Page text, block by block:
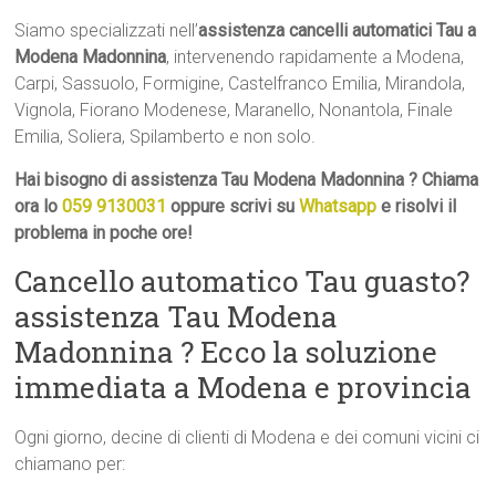
Siamo specializzati nell’assistenza cancelli automatici Tau a
Modena Madonnina, intervenendo rapidamente a Modena,
Carpi, Sassuolo, Formigine, Castelfranco Emilia, Mirandola,
Vignola, Fiorano Modenese, Maranello, Nonantola, Finale
Emilia, Soliera, Spilamberto e non solo.
Hai bisogno di assistenza Tau Modena Madonnina ? Chiama
ora lo059 9130031 oppure scrivi suWhatsapp e risolvi il
problema in poche ore!
Cancello automatico Tau guasto?
assistenza Tau Modena
Madonnina ? Ecco la soluzione
immediata a Modena e provincia
Ogni giorno, decine di clienti di Modena e dei comuni vicini ci
chiamano per: